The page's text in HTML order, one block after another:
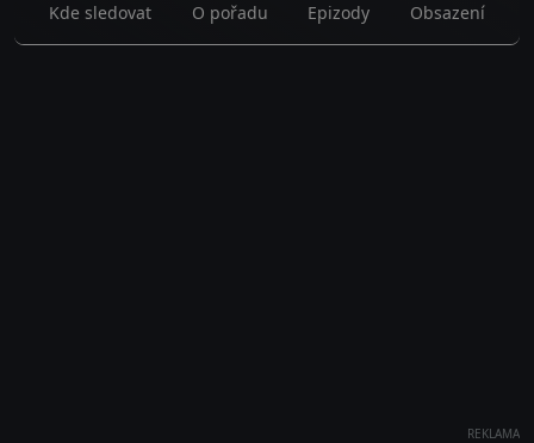
Kde sledovat O pořadu Epizody Obsazení
REKLAMA